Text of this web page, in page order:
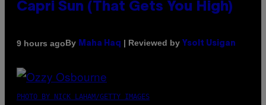
Capri Sun (That Gets You High)
9 hours agoBy Maha Haq | Reviewed by Ysolt Usigan
PHOTO BY NICK LAHAM/GETTY IMAGES